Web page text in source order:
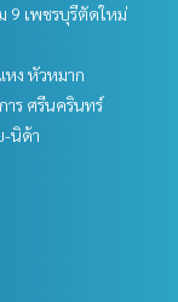
9 เพชรบุรีตัดใหม่
หง หัวหมาก
ร ศรีนครินทร์
-นิด้า